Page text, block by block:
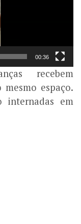
00:36
recebem
espaço.
internadas em